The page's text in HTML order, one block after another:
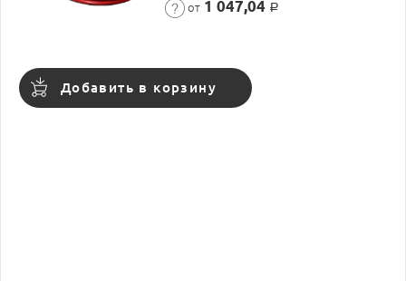
от 1 047,04 Р
Добавить в корзину